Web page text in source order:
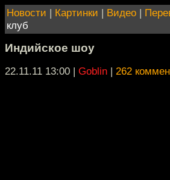
Новости | Картинки | Видео |
клуб
Индийское шоу
22.11.11 13:00 | Goblin | 262